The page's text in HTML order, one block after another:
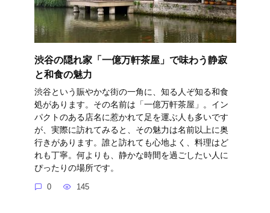
渋谷の隠れ家「一億万軒茶屋」で味わう静寂
と和食の魅力
渋谷という賑やかな街の一角に、知る人ぞ知る和食
処があります。その名前は「一億万軒茶屋」。イン
パクトのある店名に惹かれて足を運ぶ人も多いです
が、実際に訪れてみると、その魅力は名前以上に奥
行きがあります。誰と訪れても心地よく、料理はど
れも丁寧。何よりも、静かな時間を過ごしたい人に
ぴったりの場所です。
0 145